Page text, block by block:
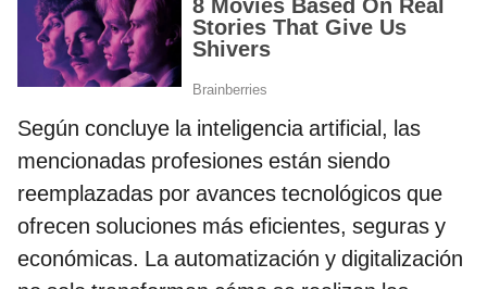
Según concluye la inteligencia artificial, las
mencionadas profesiones están siendo
reemplazadas por avances tecnológicos que
ofrecen soluciones más eficientes, seguras y
económicas. La automatización y digitalización